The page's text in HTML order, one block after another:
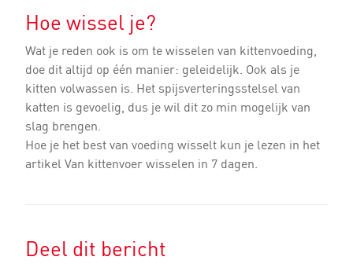
Hoe wissel je?
Wat je reden ook is om te wisselen van kittenvoeding,
doe dit altijd op één manier: geleidelijk. Ook als je
kitten volwassen is. Het spijsverteringsstelsel van
katten is gevoelig, dus je wil dit zo min mogelijk van
slag brengen.
Hoe je het best van voeding wisselt kun je lezen in het
artikel Van kittenvoer wisselen in 7 dagen.
Deel dit bericht